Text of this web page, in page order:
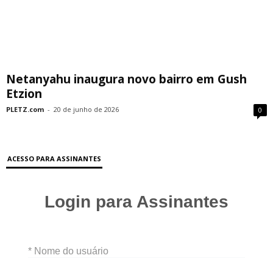
Netanyahu inaugura novo bairro em Gush
Etzion
PLETZ.com - 20 de junho de 2026 0
ACESSO PARA ASSINANTES
Login para Assinantes
* Nome do usuário